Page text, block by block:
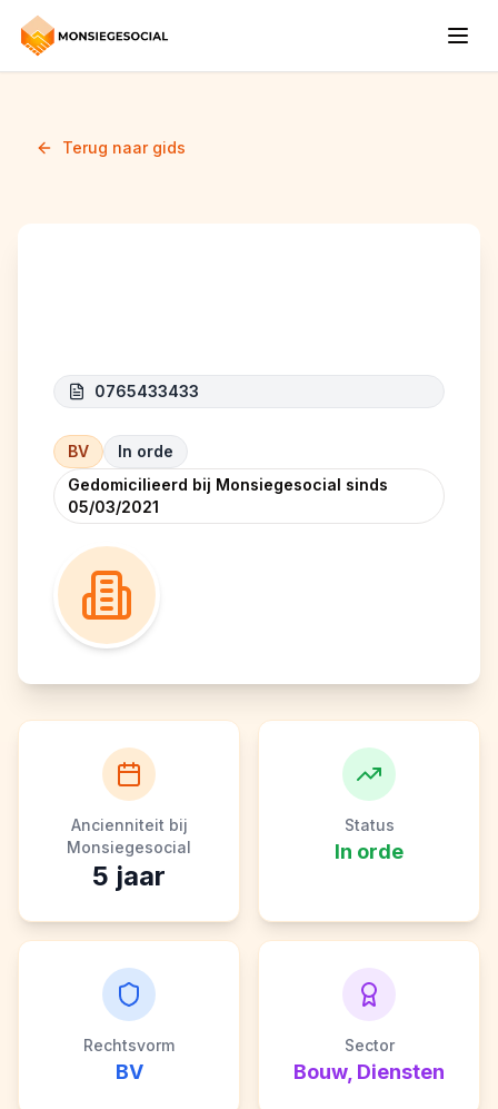
Terug naar gids
0765433433
BV
In orde
Gedomicilieerd bij Monsiegesocial sinds
05/03/2021
Ancienniteit bij
Monsiegesocial
5 jaar
Status
In orde
Rechtsvorm
BV
Sector
Bouw, Diensten